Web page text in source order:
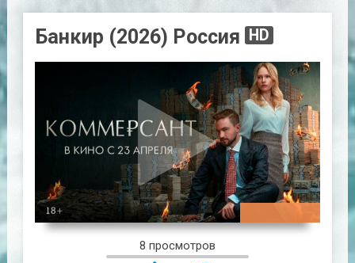
Банкир (2026) Россия HD
8 просмотров